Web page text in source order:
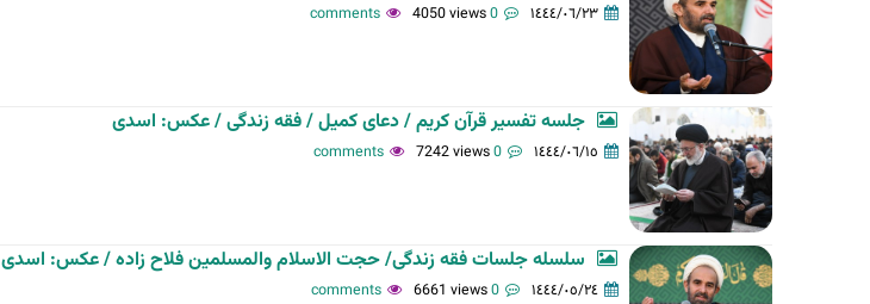
١٤٤٤/٠٦/٢٣ 0 comments
4050 views
جلسه تفسیر قرآن کریم / دعای کمیل / فقه زندگی / عکس: اسدی
١٤٤٤/٠٦/١٥ 0 comments
7242 views
سلسله جلسات فقه زندگی/ حجت الاسلام والمسلمین فلاح زاده / عکس: اسدی
١٤٤٤/٠٥/٢٤ 0 comments
6661 views